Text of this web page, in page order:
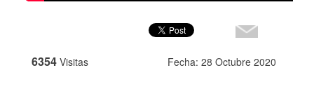
6354 Visitas Fecha: 28 Octubre 2020